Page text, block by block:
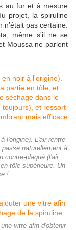
au fur et à mesure
projet, la spiruline
n'était pas certaine.
même s'il ne se
Moussa ne parlent
l'origine). L'air rentre
naturellement à
contre-plaqué (l'air
tôle supérieure. Un
!
vitre afin d'obtenir